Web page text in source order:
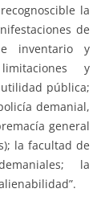
la
de
inventario y
y
pública;
demanial,
general
la facultad de
la